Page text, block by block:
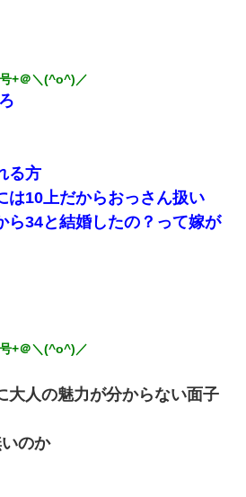
+＠＼(^o^)／
る方
は10上だからおっさん扱い
ら34と結婚したの？って嫁が
+＠＼(^o^)／
大人の魅力が分からない面子
のか